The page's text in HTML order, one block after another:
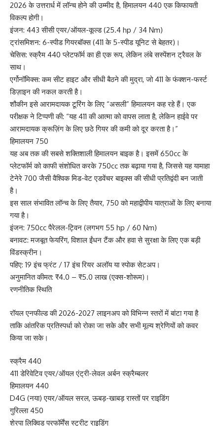
2026 के उत्तरार्ध में लॉन्च होने की उम्मीद है, हिमालयन 440 एक किफायती
विकल्प होगी।
इंजन: 443 सीसी एयर/ऑयल-कूल्ड (25.4 hp / 34 Nm)
ट्रांसमिशन: 6-स्पीड गियरबॉक्स (411 के 5-स्पीड यूनिट से बेहतर)।
चेसिस: स्क्रैम 440 प्लेटफॉर्म का ही एक रूप, लेकिन लंबे सस्पेंशन ट्रैवल के
साथ।
एर्गोनॉमिक्स: कम सीट हाइट और सीधी बैठने की मुद्रा, जो 411 के फंक्शन-फर्स्ट
डिज़ाइन की नकल करती है।
शौकीन इसे आरामदायक टूरिंग के लिए “असली” हिमालयन कह रहे हैं। एक
परीक्षक ने टिप्पणी की: “यह 411 की आत्मा को वापस लाता है, लेकिन हाईवे पर
आरामदायक क्रूज़िंग के लिए छठे गियर की कमी को दूर करता है।”
हिमालयन 750
यह अब तक की सबसे शक्तिशाली हिमालयन बाइक है। इसमें 650cc के
प्लेटफॉर्म को काफी संशोधित करके 750cc तक बढ़ाया गया है, जिससे यह यामाहा
टेनेरे 700 जैसी वैश्विक मिड-वेट एडवेंचर बाइक्स की सीधी प्रतिद्वंदी बन जाती
है।
इस साल संभावित लॉन्च के लिए तैयार, 750 को महाद्वीपीय यात्राओं के लिए बनाया
गया है।
इंजन: 750cc पैरेलल-ट्विन (लगभग 55 hp / 60 Nm)
बनावट: मजबूत फेयरिंग, विशाल ईंधन टैंक और हवा से सुरक्षा के लिए एक बड़ी
विंडस्क्रीन।
पहिए: 19 इंच फ्रंट / 17 इंच रियर अलॉय या स्पोक सेटअप।
अनुमानित कीमत: ₹4.0 – ₹5.0 लाख (एक्स-शोरूम)।
रणनीतिक स्थिति
रॉयल एनफील्ड की 2026-2027 लाइनअप को विभिन्न स्तरों में बांटा गया है
ताकि आंतरिक प्रतिस्पर्धा को रोका जा सके और सभी मूल्य श्रेणियों को कवर
किया जा सके।
स्क्रैम 440
411 डेरिवेटिव एयर/ऑयल एंट्री-लेवल अर्बन स्क्रैम्बलर
हिमालयन 440
D4G (नया) एयर/ऑयल सरल, ऊबड़-खाबड़ रास्तों पर राइडिंग
गुरिल्ला 450
शेरपा लिक्विड परफॉर्मेंस स्ट्रीट राइडिंग